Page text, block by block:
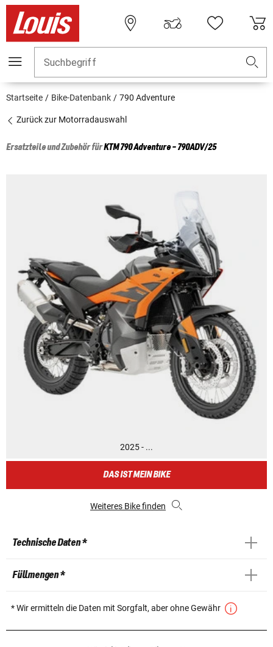
Suchbegriff
Startseite Bike-Datenbank 790 Adventure
Zurück zur Motorradauswahl
Ersatzteile und Zubehör fürKTM790 Adventure - 790ADV/25
2025 - ...
DAS IST MEIN BIKE
Weiteres Bike finden
Technische Daten *
Füllmengen *
* Wir ermitteln die Daten mit Sorgfalt, aber ohne Gewähr